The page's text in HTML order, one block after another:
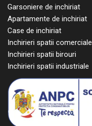
Garsoniere de inchiriat
Apartamente de inchiriat
Case de inchiriat
Inchirieri spatii comerciale
Inchirieri spatii birouri
Inchirieri spatii industriale